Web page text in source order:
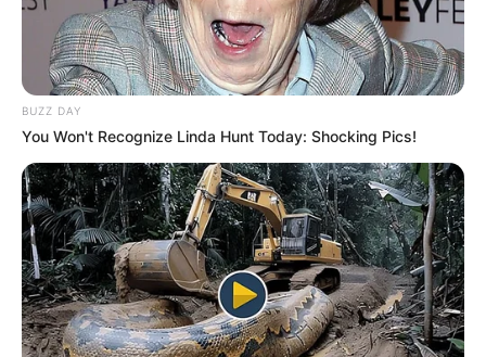
Além dos descredenciamentos, cerca de5 mil
estabelecimentostiveram as atividades
suspensas.
—Foto/Reprodução/Agência Brasil.
Farmácia Popular.
PublicadonoJASB em27.agosto.2025. Atualizadoem
28.agosto.2025.
WhatsApp: Canal JASB |O Ministério da Saúde anunciou o
descredenciamento de 9.180 estabelecimentos do Programa
Farmácia Popular por não realizarem a renovação anual
obrigatória do cadastro ou não apresentarem a documentação
exigida.
BUZZ DAY
You Won't Recognize Linda Hunt Today: Shocking Pics!